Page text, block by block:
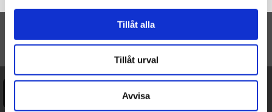
Tillåt alla
Tillåt urval
Avvisa
TILL TOPPEN